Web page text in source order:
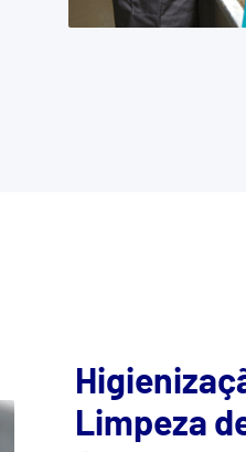
Limpeza